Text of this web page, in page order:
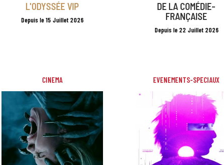
L'ODYSSÉE VIP
Depuis le 15 Juillet 2026
DE LA COMÉDIE-
FRANÇAISE
Depuis le 22 Juillet 2026
CINEMA EVENEMENTS-SPECIAUX